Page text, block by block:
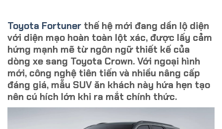
Toyota Fortuner thế hệ mới đang dần lộ diện
với diện mạo hoàn toàn lột xác, được lấy cảm
hứng mạnh mẽ từ ngôn ngữ thiết kế của
dòng xe sang Toyota Crown. Với ngoại hình
mới, công nghệ tiên tiến và nhiều nâng cấp
đáng giá, mẫu SUV ăn khách này hứa hẹn tạo
nên cú hích lớn khi ra mắt chính thức.